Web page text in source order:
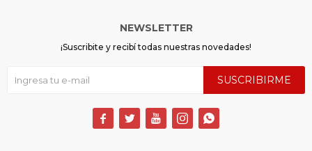
NEWSLETTER
¡Suscribite y recibí todas nuestras novedades!
SUSCRIBIRME
    